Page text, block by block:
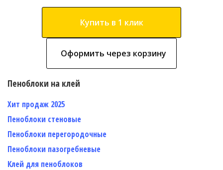
Купить в 1 клик
Оформить через корзину
Пеноблоки на клей
Хит продаж 2025
Пеноблоки стеновые
Пеноблоки перегородочные
Пеноблоки пазогребневые
Клей для пеноблоков